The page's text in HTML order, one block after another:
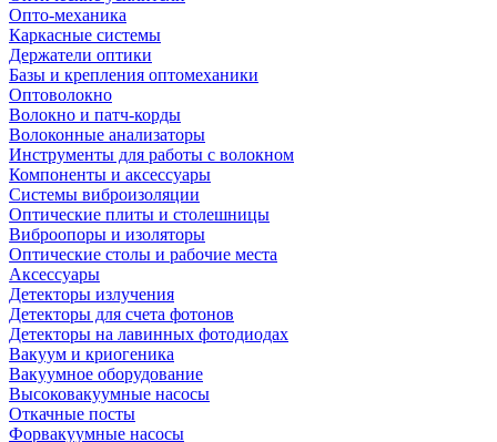
Опто-механика
Каркасные системы
Держатели оптики
Базы и крепления оптомеханики
Оптоволокно
Волокно и патч-корды
Волоконные анализаторы
Инструменты для работы с волокном
Компоненты и аксессуары
Системы виброизоляции
Оптические плиты и столешницы
Виброопоры и изоляторы
Оптические столы и рабочие места
Аксессуары
Детекторы излучения
Детекторы для счета фотонов
Детекторы на лавинных фотодиодах
Вакуум и криогеника
Вакуумное оборудование
Высоковакуумные насосы
Откачные посты
Форвакуумные насосы